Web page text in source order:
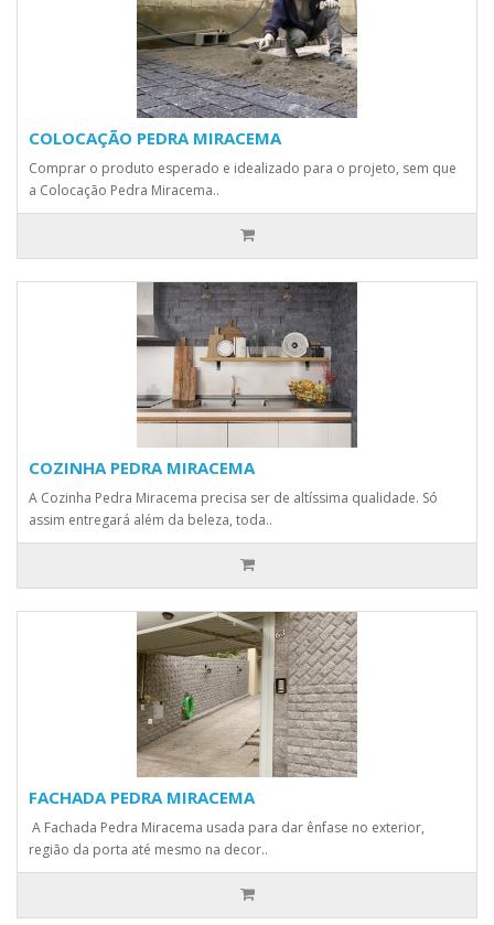
COLOCAÇÃO PEDRA MIRACEMA
Comprar o produto esperado e idealizado para o projeto, sem que
a Colocação Pedra Miracema..
COZINHA PEDRA MIRACEMA
A Cozinha Pedra Miracema precisa ser de altíssima qualidade. Só
assim entregará além da beleza, toda..
FACHADA PEDRA MIRACEMA
A Fachada Pedra Miracema usada para dar ênfase no exterior,
região da porta até mesmo na decor..